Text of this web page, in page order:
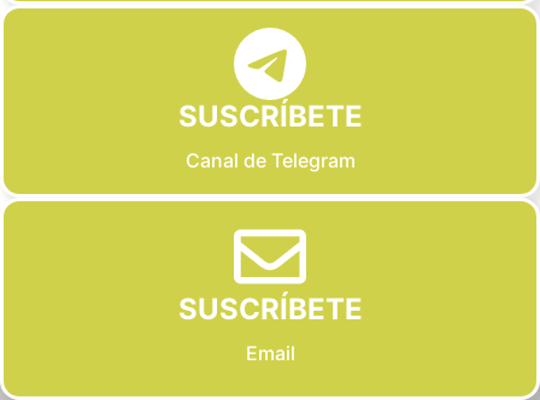
SUSCRÍBETE
Canal de Telegram
SUSCRÍBETE
Email